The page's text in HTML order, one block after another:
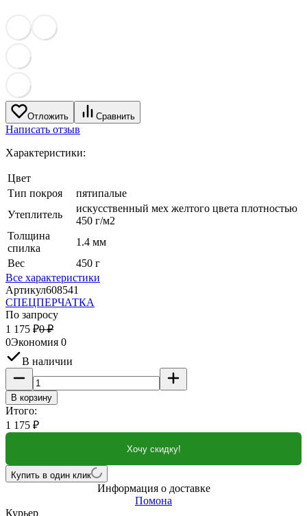
Отложить Сравнить
Написать отзыв
Характеристики:
Цвет
Тип покроя
пятипалые
Утеплитель
искусственный мех желтого цвета плотностью
450 г/м2
Толщина
спилка
1.4 мм
Вес
450 г
Все характеристики
Артикул608541
СПЕЦПЕРЧАТКА
По запросу
1 175 ₽0 ₽
0Экономия 0
В наличии
В корзину
Итого:
1 175 ₽
Хочу скидку!
Купить в один клик
Информация о доставке
Помона
Курьер